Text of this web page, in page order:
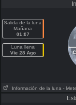
Salida de la luna
Mañana
01:07
Luna llena
Vie 28 Ago
Información de la luna -